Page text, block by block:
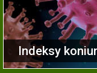
Indeksy